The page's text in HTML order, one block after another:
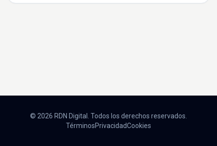
© 2026 RDN Digital. Todos los derechos reservados.
TérminosPrivacidadCookies